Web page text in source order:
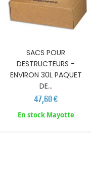
SACS POUR
DESTRUCTEURS -
ENVIRON 30L PAQUET
DE...
47,60 €
En stock Mayotte
AJOUTER AU PANIER